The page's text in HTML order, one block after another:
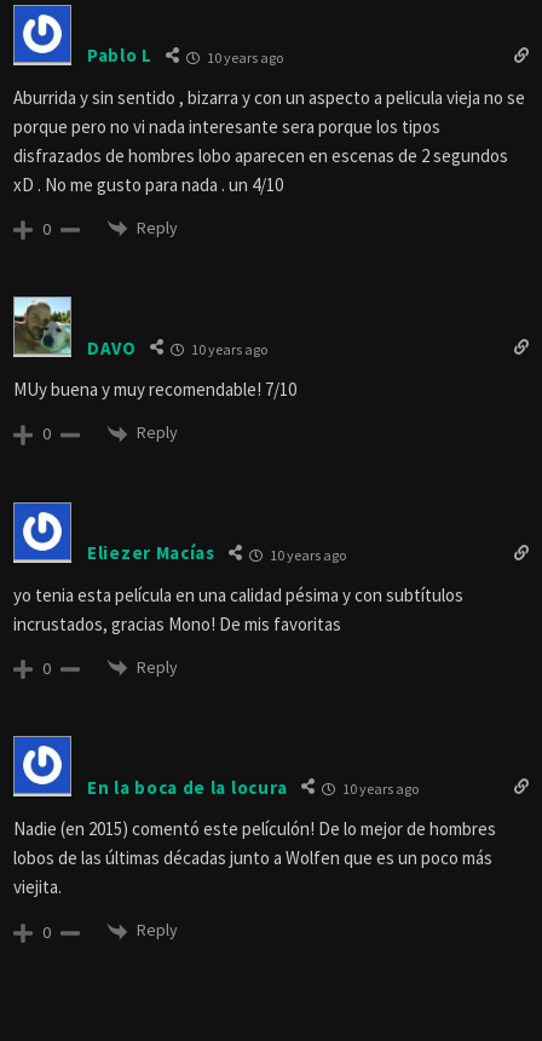
Pablo L 10 years ago
Aburrida y sin sentido , bizarra y con un aspecto a pelicula vieja no se
porque pero no vi nada interesante sera porque los tipos
disfrazados de hombres lobo aparecen en escenas de 2 segundos
xD . No me gusto para nada . un 4/10
0 Reply
DAVO 10 years ago
MUy buena y muy recomendable! 7/10
0 Reply
Eliezer Macías 10 years ago
yo tenia esta película en una calidad pésima y con subtítulos
incrustados, gracias Mono! De mis favoritas
0 Reply
En la boca de la locura 10 years ago
Nadie (en 2015) comentó este películón! De lo mejor de hombres
lobos de las últimas décadas junto a Wolfen que es un poco más
viejita.
0 Reply